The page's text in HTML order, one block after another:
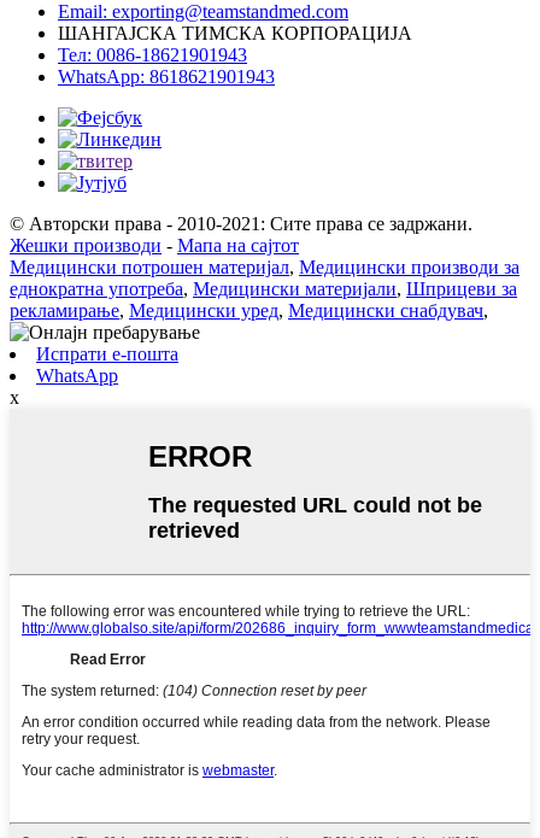
Email: exporting@teamstandmed.com
ШАНГАЈСКА ТИМСКА КОРПОРАЦИЈА
Тел: 0086-18621901943
WhatsApp: 8618621901943
© Авторски права - 2010-2021: Сите права се задржани.
Жешки производи - Мапа на сајтот
Медицински потрошен материјал, Медицински производи за
еднократна употреба, Медицински материјали, Шприцеви за
рекламирање, Медицински уред, Медицински снабдувач,
Испрати е-пошта
WhatsApp
x